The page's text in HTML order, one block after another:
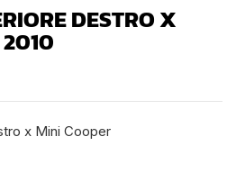
DESTRO X
2010
x Mini Cooper